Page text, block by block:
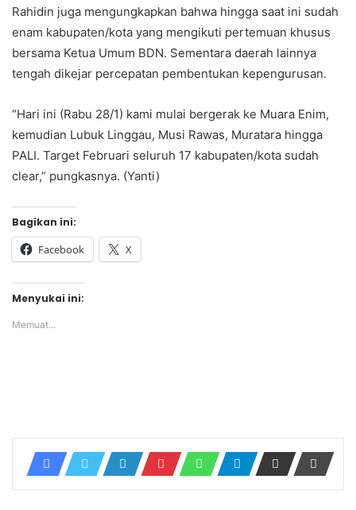
Rahidin juga mengungkapkan bahwa hingga saat ini sudah
enam kabupaten/kota yang mengikuti pertemuan khusus
bersama Ketua Umum BDN. Sementara daerah lainnya
tengah dikejar percepatan pembentukan kepengurusan.
“Hari ini (Rabu 28/1) kami mulai bergerak ke Muara Enim,
kemudian Lubuk Linggau, Musi Rawas, Muratara hingga
PALI. Target Februari seluruh 17 kabupaten/kota sudah
clear,” pungkasnya. (Yanti)
Bagikan ini:
Facebook X
Menyukai ini:
Memuat...